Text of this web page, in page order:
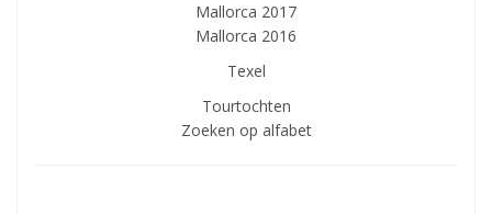
Mallorca 2017
Mallorca 2016
Texel
Tourtochten
Zoeken op alfabet